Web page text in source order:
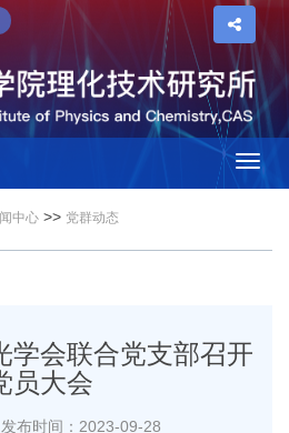
中心 >> 党群动态
学会联合党支部召开
员大会
发布时间：2023-09-28